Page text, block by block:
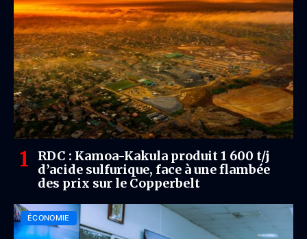
RDC : Kamoa-Kakula produit 1 600 t/j
d’acide sulfurique, face à une flambée
des prix sur le Copperbelt
ÉCONOMIE